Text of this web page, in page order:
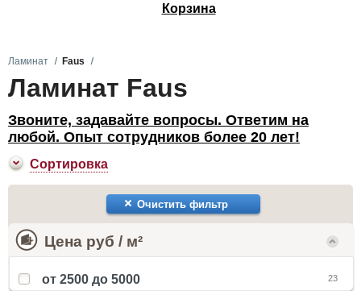
Корзина
Ламинат Faus
Ламинат Faus
Звоните, задавайте вопросы. Ответим на
любой. Опыт сотрудников более 20 лет!
Сортировка
Очистить фильтр
Цена руб / м²
от 2500 до 5000 23